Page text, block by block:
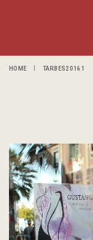
HOME TARBES20161